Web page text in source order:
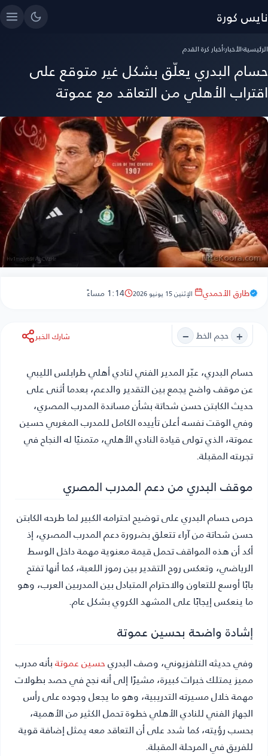
نايس كورة
الرئيسية›الأخبار›أخبار كرة القدم
حسام البدري يعلّق بشكل غير متوقع على
اقتراب الأهلي من التعاقد مع عموتة
طارق الأحمدي الإثنين 15 يونيو 2026 1:14 مساءً
+ حجم الخط − شارك الخبر
حسام البدري، عبّر المدير الفني لنادي أهلي طرابلس الليبي
عن موقف واضح يجمع بين التقدير والدعم، بعدما أثنى على
حديث الكابتن حسن شحاتة بشأن مساندة المدرب المصري،
وفي الوقت نفسه أعلن تأييده الكامل للمدرب المغربي حسين
عموتة، الذي تولى قيادة النادي الأهلي، متمنيًا له النجاح في
تجربته المقبلة.
موقف البدري من دعم المدرب المصري
حرص حسام البدري على توضيح احترامه الكبير لما طرحه الكابتن
حسن شحاتة من آراء تتعلق بضرورة دعم المدرب المصري، إذ
أكد أن هذه المواقف تحمل قيمة معنوية مهمة داخل الوسط
الرياضي، وتعكس روح التقدير بين رموز اللعبة، كما أنها تفتح
بابًا أوسع للتعاون والاحترام المتبادل بين المدربين العرب، وهو
ما ينعكس إيجابًا على المشهد الكروي بشكل عام.
إشادة واضحة بحسين عموتة
وفي حديثه التلفزيوني، وصف البدريحسين عموتةبأنه مدرب
مميز يمتلك خبرات كبيرة، مشيرًا إلى أنه نجح في حصد بطولات
مهمة خلال مسيرته التدريبية، وهو ما يجعل وجوده على رأس
الجهاز الفني للنادي الأهلي خطوة تحمل الكثير من الأهمية،
بحسب رؤيته، كما شدد على أن التعاقد معه يمثل إضافة قوية
للفريق في المرحلة المقبلة.